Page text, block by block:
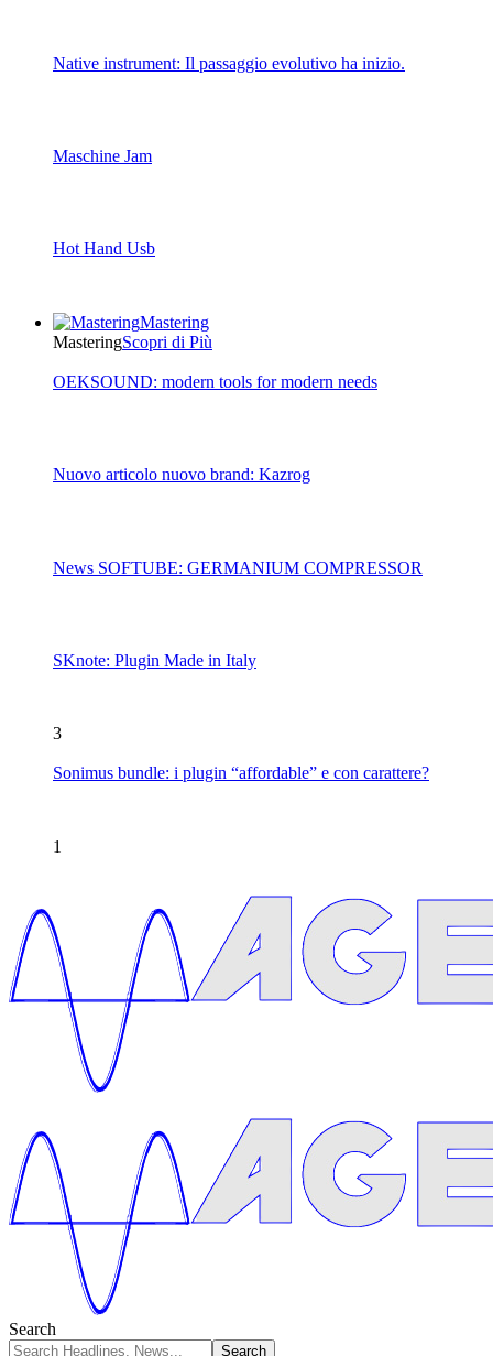
Native instrument: Il passaggio evolutivo ha inizio.
Maschine Jam
Hot Hand Usb
Mastering
MasteringScopri di Più
OEKSOUND: modern tools for modern needs
Nuovo articolo nuovo brand: Kazrog
News SOFTUBE: GERMANIUM COMPRESSOR
SKnote: Plugin Made in Italy
3
Sonimus bundle: i plugin “affordable” e con carattere?
1
Search